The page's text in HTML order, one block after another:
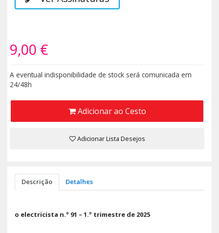
9,00 €
A eventual indisponibilidade de stock será comunicada em
24/48h
Adicionar ao Cesto
Adicionar Lista Desejos
Descrição Detalhes
o electricista n.º 91 – 1.º trimestre de 2025